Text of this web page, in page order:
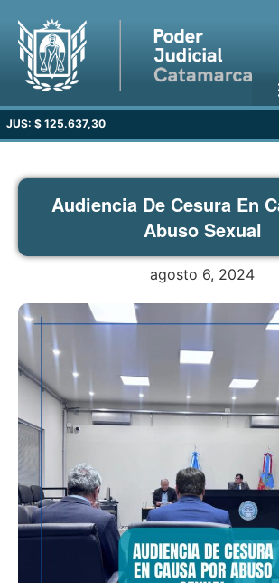
JUS: $ 125.637,30
Audiencia De Cesura En
Abuso Sexual
agosto 6, 2024